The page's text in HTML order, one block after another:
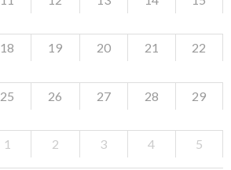
18 19 20 21 22
25 26 27 28 29
1 2 3 4 5